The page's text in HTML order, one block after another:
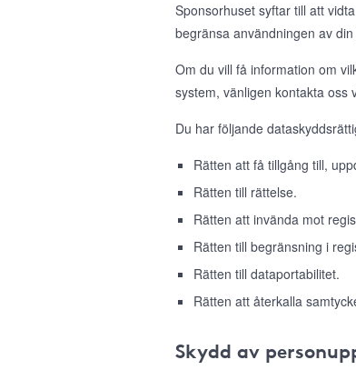
Sponsorhuset syftar till att
begränsa användningen av
Om du vill få information om
system, vänligen kontakta oss
Du har följande
Rätten att få tillgång till,
Rätten till rättelse.
Rätten att invända mot
Rätten till begränsning i
Rätten till dataportabilitet.
Rätten att återkalla
Skydd av